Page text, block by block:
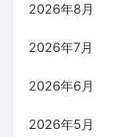
2026年8月
2026年7月
2026年6月
2026年5月